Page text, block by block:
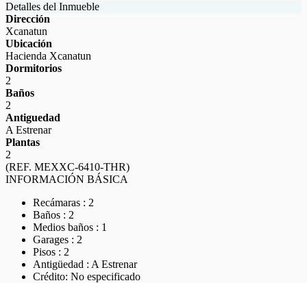
Detalles del Inmueble
Dirección
Xcanatun
Ubicación
Hacienda Xcanatun
Dormitorios
2
Baños
2
Antiguedad
A Estrenar
Plantas
2
(REF. MEXXC-6410-THR)
INFORMACIÓN BÁSICA
Recámaras : 2
Baños : 2
Medios baños : 1
Garages : 2
Pisos : 2
Antigüedad : A Estrenar
Crédito: No especificado